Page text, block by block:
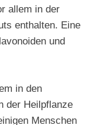
allem in der
enthalten. Eine
und
in den
der Heilpflanze
Menschen